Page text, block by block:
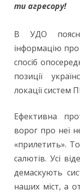
ти агресору!
В УДО
інформацію про
спосіб
позиції
локації систем
Ефективна
ворог про неї
«прилетить».
салютів. Усі
демаскують
наших міст, а